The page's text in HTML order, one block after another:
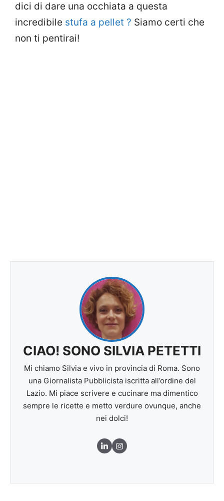
dici di dare una occhiata a questa
incredibile stufa a pellet ? Siamo certi che
non ti pentirai!
CIAO! SONO SILVIA PETETTI
Mi chiamo Silvia e vivo in provincia di Roma. Sono
una Giornalista Pubblicista iscritta all’ordine del
Lazio. Mi piace scrivere e cucinare ma dimentico
sempre le ricette e metto verdure ovunque, anche
nei dolci!